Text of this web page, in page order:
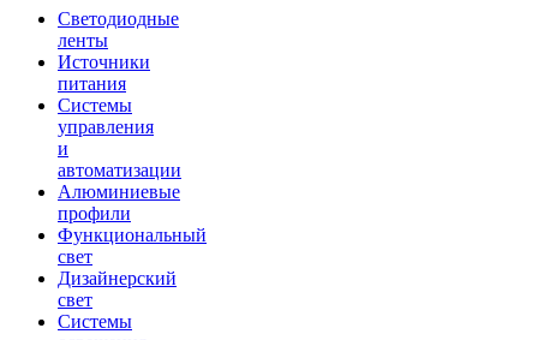
Светодиодные
ленты
Источники
питания
Системы
управления
и
автоматизации
Алюминиевые
профили
Функциональный
свет
Дизайнерский
свет
Системы